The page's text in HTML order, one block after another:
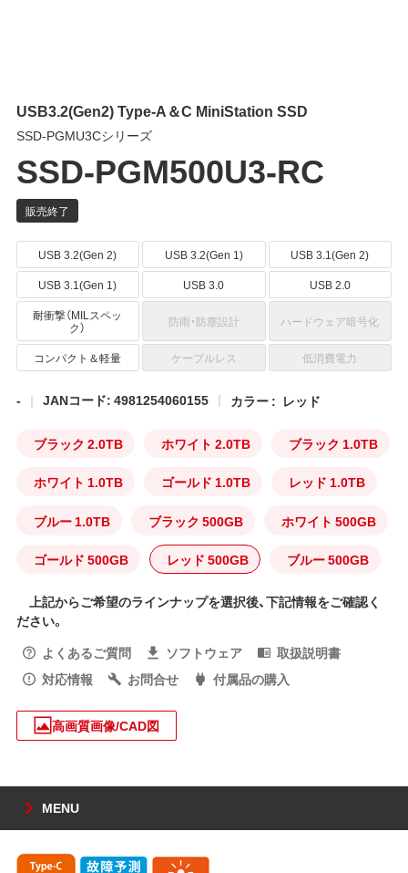
USB3.2(Gen2) Type-A＆C MiniStation SSD
SSD-PGMU3Cシリーズ
SSD-PGM500U3-RC
USB 3.2(Gen 2) USB 3.2(Gen 1)
USB 3.1(Gen 2)
USB 3.1(Gen 1)
USB 3.0
USB 2.0
耐衝撃（MILスペッ
ク） 防雨・防塵設計 ハードウェア暗号化
コンパクト＆軽量 ケーブルレス 低消費電力
- JANコード: 4981254060155 カラー : レッド
ブラック 2.0TB ホワイト 2.0TB ブラック 1.0TB
ホワイト 1.0TB ゴールド 1.0TB レッド 1.0TB
ブルー 1.0TB ブラック 500GB ホワイト 500GB
ゴールド 500GB レッド 500GB ブルー 500GB
上記からご希望のラインナップを選択後、下記情報をご確認く
ださい。
よくあるご質問
ソフトウェア
取扱説明書
対応情報
お問合せ 付属品の購入
高画質画像/CAD図
MENU